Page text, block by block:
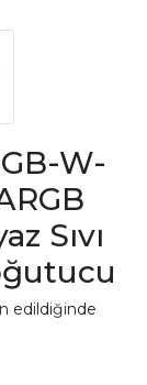
W-
Sıvı
edildiğinde